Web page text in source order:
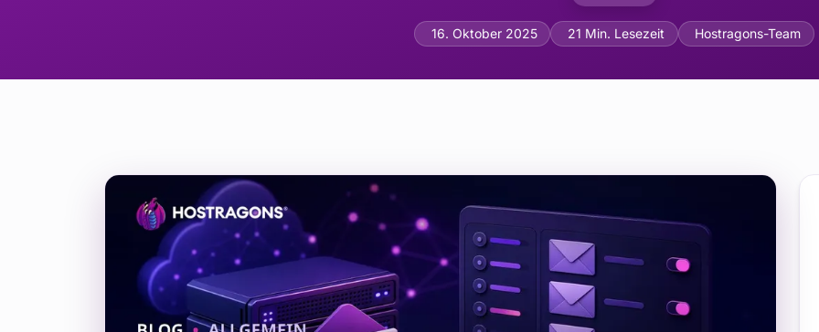
E-Mail-Kontingent und -
16. Oktober 2025 21 Min. Lesezeit Hostragons-Team